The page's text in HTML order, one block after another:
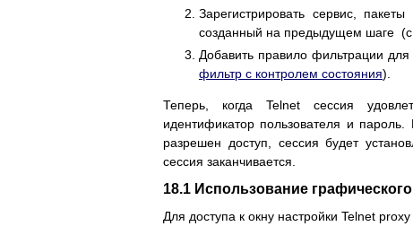
Зарегистрировать сервис,
созданный на предыдущем шаге
Добавить правило фильтрации
фильтр с контролем состояния).
Теперь, когда Telnet сессия
идентификатор пользователя и
разрешен доступ, сессия будет
сессия заканчивается.
18.1 Использование
Для доступа к окну настройки Telnet